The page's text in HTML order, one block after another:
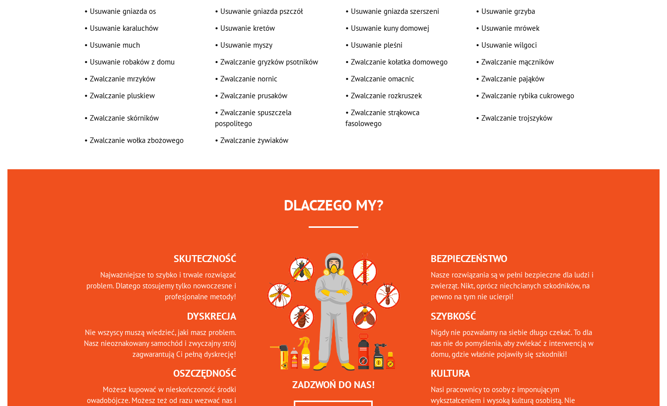
• Usuwanie gniazda os • Usuwanie gniazda pszczół • Usuwanie gniazda szerszeni • Usuwanie grzyba
• Usuwanie karaluchów • Usuwanie kretów • Usuwanie kuny domowej • Usuwanie mrówek
• Usuwanie much • Usuwanie myszy • Usuwanie pleśni • Usuwanie wilgoci
• Usuwanie robaków z domu •Zwalczanie gryzków psotników •Zwalczanie kołatka domowego •Zwalczanie mączników
•Zwalczanie mrzyków •Zwalczanie nornic •Zwalczanie omacnic •Zwalczanie pająków
•Zwalczanie pluskiew •Zwalczanie prusaków •Zwalczanie rozkruszek •Zwalczanie rybika cukrowego
•Zwalczanie skórników
•Zwalczanie spuszczela
pospolitego
•Zwalczanie strąkowca
fasolowego
•Zwalczanie trojszyków
•Zwalczanie wołka zbożowego •Zwalczanie żywiaków
DLACZEGO MY?
SKUTECZNOŚĆ
Najważniejsze to szybko i trwale rozwiązać
problem. Dlatego stosujemy tylko nowoczesne i
profesjonalne metody!
DYSKRECJA
Nie wszyscy muszą wiedzieć, jaki masz problem.
Nasz nieoznakowany samochód i zwyczajny strój
zagwarantują Ci pełną dyskrecję!
OSZCZĘDNOŚĆ
Możesz kupować w nieskończoność środki
owadobójcze. Możesz też od razu wezwać nas i
ZADZWOŃ DO NAS!
BEZPIECZEŃSTWO
Nasze rozwiązania są w pełni bezpieczne dla ludzi i
zwierząt. Nikt, oprócz niechcianych szkodników, na
pewno na tym nie ucierpi!
SZYBKOŚĆ
Nigdy nie pozwalamy na siebie długo czekać. To dla
nas nie do pomyślenia, aby zwlekać z interwencją w
domu, gdzie właśnie pojawiły się szkodniki!
KULTURA
Nasi pracownicy to osoby z imponującym
wykształceniem i wysoką kulturą osobistą. Nie